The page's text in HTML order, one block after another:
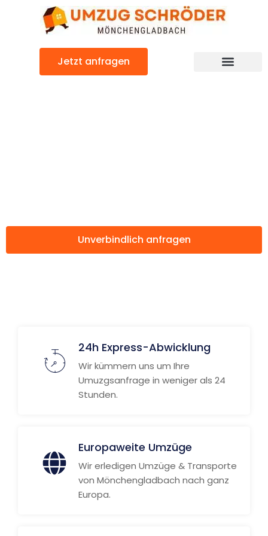
Jetzt anfragen
Unverbindlich anfragen
24h Express-Abwicklung
Wir kümmern uns um Ihre
Umuzgsanfrage in weniger als 24
Stunden.
Europaweite Umzüge
Wir erledigen Umzüge & Transporte
von Mönchengladbach nach ganz
Europa.